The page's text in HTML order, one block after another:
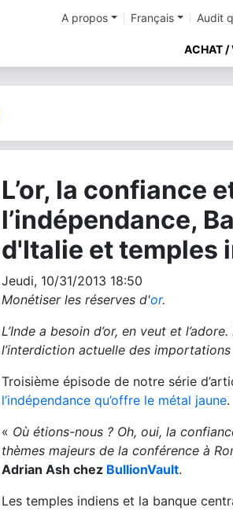
A propos Français Audit
ACHAT /
L’or, la confiance
l’indépendance,
d'Italie et temples
Jeudi, 10/31/2013 18:50
Monétiser les réserves d'or.
L’Inde a besoin d’or, en veut et
l’interdiction actuelle des
Troisième épisode de notre série
l’indépendance qu’offre le métal jaune.
« Où étions-nous ? Oh, oui, la
thèmes majeurs de la conférence à
Adrian Ash chez BullionVault.
Les temples indiens et la banque